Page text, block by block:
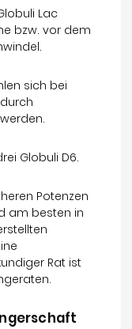
Lac
bzw. vor dem
sich bei
Globuli D6.
Potenzen
am besten in
Rat ist